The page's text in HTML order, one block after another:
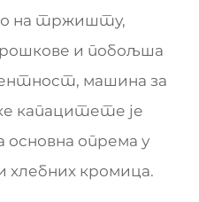
на тржишту,
и побољша
машина за
капацитете је
основна опрема у
хлебних кромица.